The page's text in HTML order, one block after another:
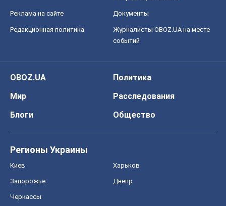
Реклама на сайте Документы
Редакционная политика
Журналисты OBOZ.UA на месте
событий
OBOZ.UA
Политика
Мир
Расследования
Блоги
Общество
Регионы Украины
Киев Харьков
Запорожье Днепр
Черкассы